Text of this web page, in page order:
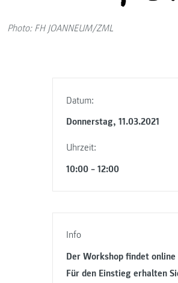
Datum:
Donnerstag, 11.03.2021
Uhrzeit:
10:00 – 12:00
Info
Der Workshop findet
Für den Einstieg erhalten
Photo: FH JOANNEUM/ZML